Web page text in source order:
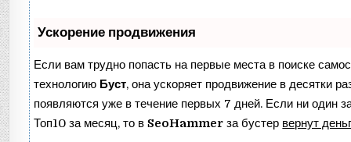
Ускорение продвижения
Если вам трудно попасть на первые места в поиске
технологию Буст, она ускоряет продвижение в десятки
появляются уже в течение первых 7 дней. Если ни один
Топ10 за месяц, то вSeoHammer за бустер вернут